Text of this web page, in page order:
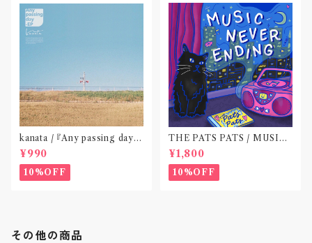
kanata / 『Any passing day -
EP』(CD作品)〝東京〟
¥990
10%OFF
THE PATS PATS / MUSIC
NEVER ENDING(CD作品)
¥1,800
10%OFF
その他の商品